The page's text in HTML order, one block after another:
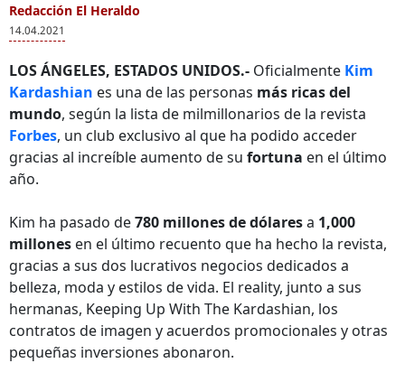
Redacción El Heraldo
14.04.2021
LOS ÁNGELES, ESTADOS UNIDOS.- Oficialmente Kim
Kardashian es una de las personas más ricas del
mundo, según la lista de milmillonarios de la revista
Forbes, un club exclusivo al que ha podido acceder
gracias al increíble aumento de su fortuna en el último
año.
Kim ha pasado de780 millones de dólaresa 1,000
millones en el último recuento que ha hecho la revista,
gracias a sus dos lucrativos negocios dedicados a
belleza, moda y estilos de vida. El reality, junto a sus
hermanas, Keeping Up With The Kardashian, los
contratos de imagen y acuerdos promocionales y otras
pequeñas inversiones abonaron.